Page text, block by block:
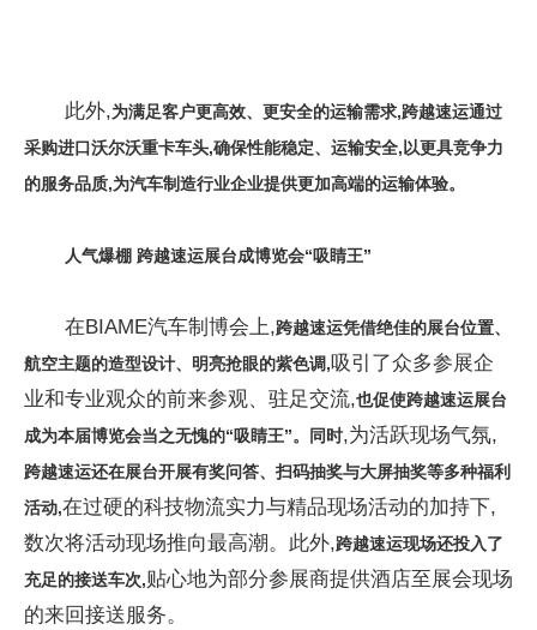
此外,为满足客户更高效、更安全的运输需求,跨越速运通过
采购进口沃尔沃重卡车头,确保性能稳定、运输安全,以更具竞争力
的服务品质,为汽车制造行业企业提供更加高端的运输体验。
人气爆棚 跨越速运展台成博览会“吸睛王”
在BIAME汽车制博会上,跨越速运凭借绝佳的展台位置、
航空主题的造型设计、明亮抢眼的紫色调,吸引了众多参展企
业和专业观众的前来参观、驻足交流,也促使跨越速运展台
成为本届博览会当之无愧的“吸睛王”。同时,为活跃现场气氛,
跨越速运还在展台开展有奖问答、扫码抽奖与大屏抽奖等多种福利
活动,在过硬的科技物流实力与精品现场活动的加持下,
数次将活动现场推向最高潮。此外,跨越速运现场还投入了
充足的接送车次,贴心地为部分参展商提供酒店至展会现场
的来回接送服务。